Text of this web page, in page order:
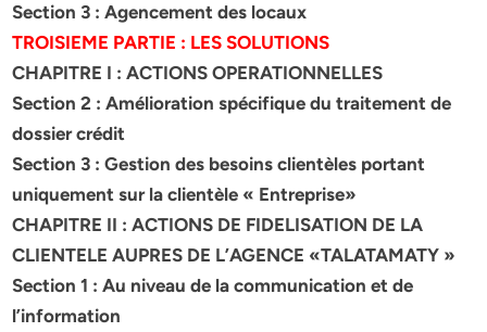
Section 3 : Agencement des locaux
TROISIEME PARTIE : LES SOLUTIONS
CHAPITRE I : ACTIONS OPERATIONNELLES
Section 2 : Amélioration spécifique du traitement de
dossier crédit
Section 3 : Gestion des besoins clientèles portant
uniquement sur laclientèle « Entreprise»
CHAPITRE II : ACTIONS DE FIDELISATION DE LA
CLIENTELE AUPRES DE L’AGENCE «TALATAMATY »
Section 1 : Au niveau de la communication et de
l’information